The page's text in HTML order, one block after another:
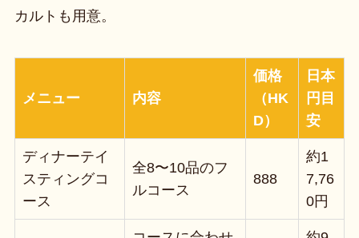
カルトも用意。
メニュー 内容
価格
（HK
D）
日本
円目
安
ディナーテイ
スティングコ
ース
全8〜10品のフ
ルコース
888
約1
7,76
0円